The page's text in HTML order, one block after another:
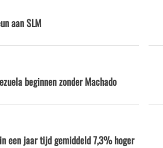
aan SLM
beginnen zonder Machado
een jaar tijd gemiddeld 7,3% hoger